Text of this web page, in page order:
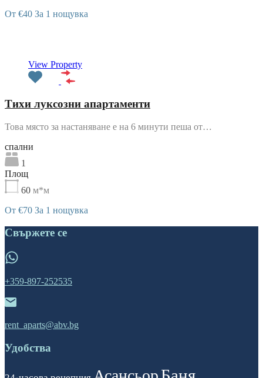
От €40 За 1 нощувка
View Property
Тихи луксозни апартаменти
Това място за настаняване е на 6 минути пеша от…
cпални
1
Площ
60 м*м
От €70 За 1 нощувка
Свържете се
+359-897-252535
rent_aparts@abv.bg
Удобства